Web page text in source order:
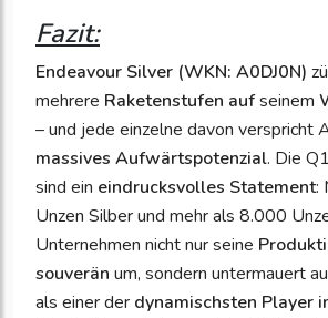
Fazit:
Endeavour Silver (WKN: A0DJ0N)
mehrere Raketenstufen aufseinem
– und jede einzelne davon verspricht
massives Aufwärtspotenzial. Die
sind ein eindrucksvolles Statement:
Unzen Silber und mehr als 8.000
Unternehmen nicht nur seine
souverän um, sondern untermauert
als einer der dynamischsten Player